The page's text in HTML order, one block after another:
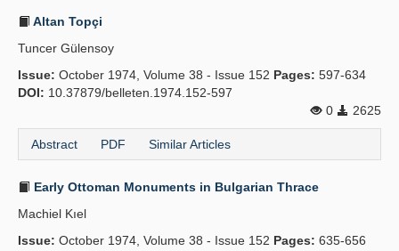
Altan Topçi
Tuncer Gülensoy
Issue: October 1974, Volume 38 - Issue 152 Pages: 597-634
DOI: 10.37879/belleten.1974.152-597
0
2625
Abstract PDF Similar Articles
Early Ottoman Monuments in Bulgarian Thrace
Machiel Kıel
Issue: October 1974, Volume 38 - Issue 152 Pages: 635-656